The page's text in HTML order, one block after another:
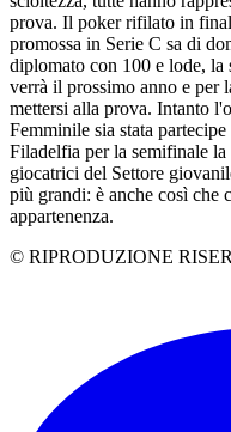
prova. Il poker rifilato in
promossa in Serie C sa di
diplomato con 100 e lode, la
verrà il prossimo anno e per
mettersi alla prova. Intanto
Femminile sia stata
Filadelfia per la semifinale la
giocatrici del Settore
più grandi: è anche così che
appartenenza.
© RIPRODUZIONE